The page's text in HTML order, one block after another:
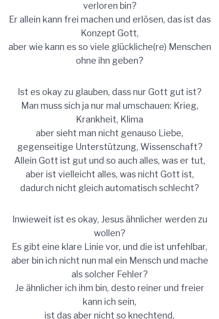
verloren bin?
Er allein kann frei machen und erlösen, das ist das
Konzept Gott,
aber wie kann es so viele glückliche(re) Menschen
ohne ihn geben?
Ist es okay zu glauben, dass nur Gott gut ist?
Man muss sich ja nur mal umschauen: Krieg,
Krankheit, Klima
aber sieht man nicht genauso Liebe,
gegenseitige Unterstützung, Wissenschaft?
Allein Gott ist gut und so auch alles, was er tut,
aber ist vielleicht alles, was nicht Gott ist,
dadurch nicht gleich automatisch schlecht?
Inwieweit ist es okay, Jesus ähnlicher werden zu
wollen?
Es gibt eine klare Linie vor, und die ist unfehlbar,
aber bin ich nicht nun mal ein Mensch und mache
als solcher Fehler?
Je ähnlicher ich ihm bin, desto reiner und freier
kann ich sein,
ist das aber nicht so knechtend,